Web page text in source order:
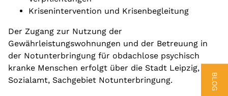
BLOG
Krisenintervention und Krisenbegleitung
Der Zugang zur Nutzung der
Gewährleistungswohnungen und der Betreuung in
der Notunterbringung für obdachlose psychisch
kranke Menschen erfolgt über die Stadt Leipzig,
Sozialamt, Sachgebiet Notunterbringung.